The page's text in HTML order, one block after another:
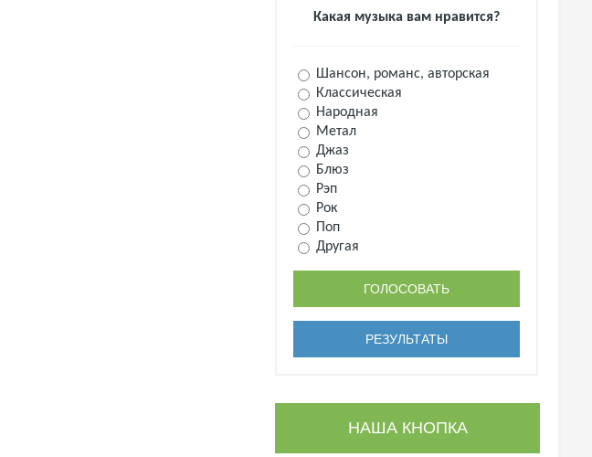
Какая музыка вам нравится?
Шансон, романс, авторская
Классическая
Народная
Метал
Джаз
Блюз
Рэп
Рок
Поп
Другая
НАША КНОПКА